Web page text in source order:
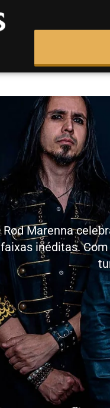
Rod Marenna
faixas inéditas.